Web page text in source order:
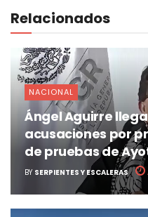
Relacionados
NACIONAL
Ángel Aguirre
acusaciones por
de pruebas de
BY SERPIENTES Y ESCALERAS